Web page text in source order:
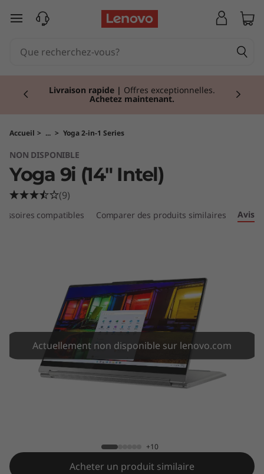
Y
1
4
e
passer au contenu principal
Livraison rapide | Offres exceptionnelles.
Achetez maintenant.
Accueil > ... > Yoga 2-in-1 Series
NON DISPONIBLE
Yoga 9i (14" Intel)
(9)
compatibles Comparer des produits similaires Avis
Actuellement non disponible sur lenovo.com
+10
Acheter un produit similaire